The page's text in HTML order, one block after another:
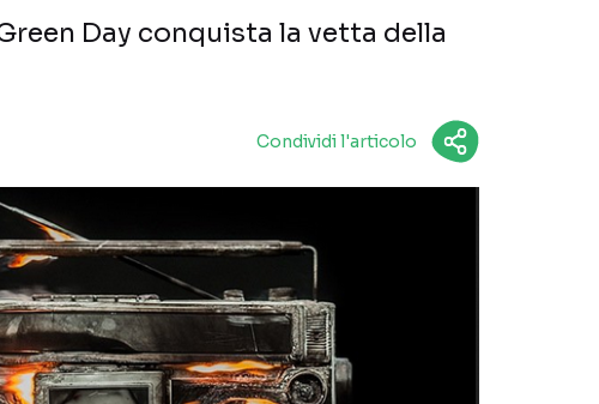
Day conquista la vetta della
Condividi l'articolo